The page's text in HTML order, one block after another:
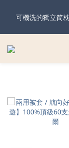
可機洗的獨立筒
暖心父親節・天